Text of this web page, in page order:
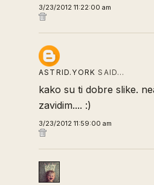
3/23/2012 11:22:00 am
ASTRID.YORK SAID…
kako su ti dobre slike.
zavidim.... :)
3/23/2012 11:59:00 am